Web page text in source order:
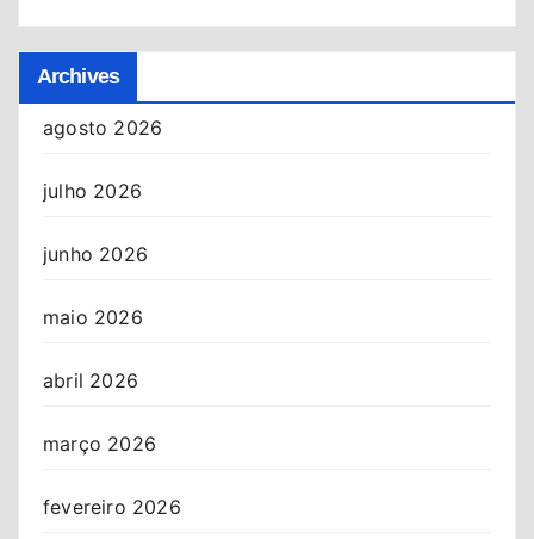
Archives
agosto 2026
julho 2026
junho 2026
maio 2026
abril 2026
março 2026
fevereiro 2026